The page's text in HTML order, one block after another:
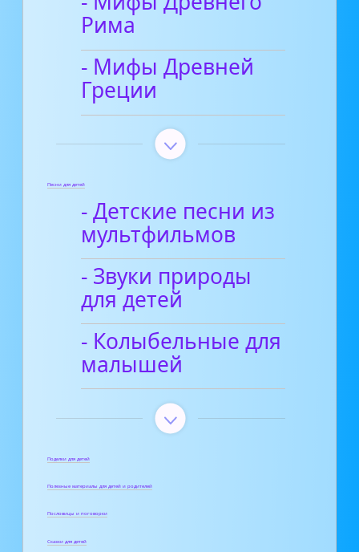
Рима
- Мифы Древней
Греции
Песни для детей
- Детские песни из
мультфильмов
- Звуки природы
для детей
- Колыбельные для
малышей
Поделки для детей
Полезные материалы для детей и родителей
Пословицы и поговорки
Сказки для детей